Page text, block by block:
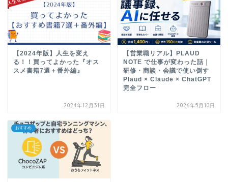
【2024年版】人生を変え
る！！買ってよかった『オス
スメ書籍7選＋番外編』
2024年12月31日
【営業職リアル】PLAUD
NOTE で仕事が変わった話｜
研修・商談・会議で使い倒す
Plaud × Claude × ChatGPT
完全フロー
2026年5月10日
おすすめ